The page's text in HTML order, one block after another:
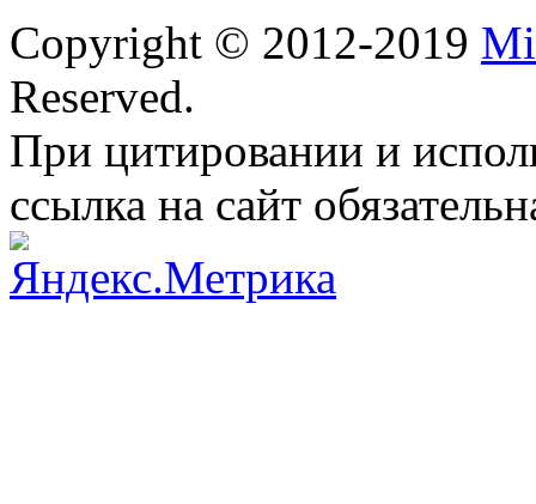
Copyright © 2012-2019
Reserved.
При цитировании и
ссылка на сайт